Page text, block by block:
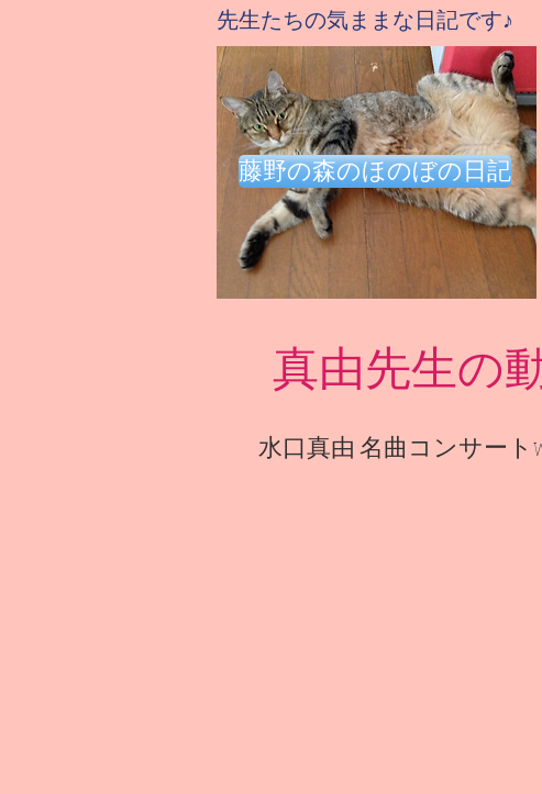
​先生たちの気ままな日記です♪
藤野の森のほのぼの日記
真由先生の
水口真由 名曲コンサート